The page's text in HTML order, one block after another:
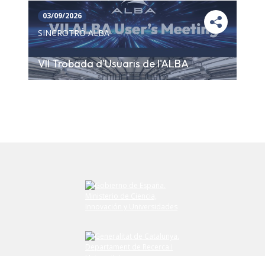
03/09/2026
SINCROTRÓ ALBA
VII Trobada d'Usuaris de l'ALBA